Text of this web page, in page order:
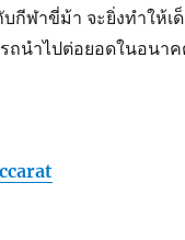
บกีฬาขี่ม้า จะยิ่งทำให้
ถนำไปต่อยอดในอนาค